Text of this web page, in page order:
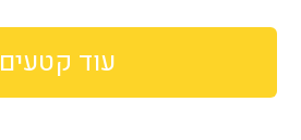
עוד קטעים